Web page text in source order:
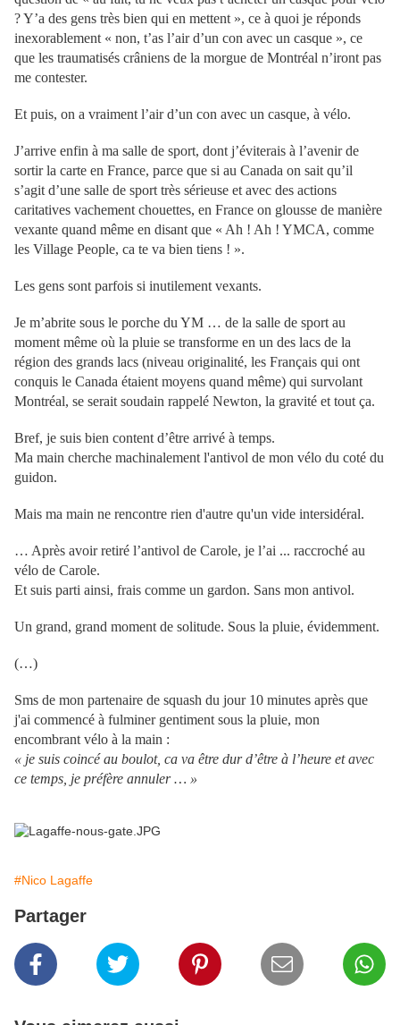
? Y’a des gens très bien qui en mettent », ce à quoi je réponds
inexorablement « non, t’as l’air d’un con avec un casque », ce
que les traumatisés crâniens de la morgue de Montréal n’iront pas
me contester.
Et puis, on a vraiment l’air d’un con avec un casque, à vélo.
J’arrive enfin à ma salle de sport, dont j’éviterais à l’avenir de
sortir la carte en France, parce que si au Canada on sait qu’il
s’agit d’une salle de sport très sérieuse et avec des actions
caritatives vachement chouettes, en France on glousse de manière
vexante quand même en disant que « Ah ! Ah ! YMCA, comme
les Village People, ca te va bien tiens ! ».
Les gens sont parfois si inutilement vexants.
Je m’abrite sous le porche du YM … de la salle de sport au
moment même où la pluie se transforme en un des lacs de la
région des grands lacs (niveau originalité, les Français qui ont
conquis le Canada étaient moyens quand même) qui survolant
Montréal, se serait soudain rappelé Newton, la gravité et tout ça.
Bref, je suis bien content d’être arrivé à temps.
Ma main cherche machinalement l'antivol de mon vélo du coté du
guidon.
Mais ma main ne rencontre rien d'autre qu'un vide intersidéral.
… Après avoir retiré l’antivol de Carole, je l’ai ... raccroché au
vélo de Carole.
Et suis parti ainsi, frais comme un gardon. Sans mon antivol.
Un grand, grand moment de solitude. Sous la pluie, évidemment.
(…)
Sms de mon partenaire de squash du jour 10 minutes après que
j'ai commencé à fulminer gentiment sous la pluie, mon
encombrant vélo à la main :
« je suis coincé au boulot, ca va être dur d’être à l’heure et avec
ce temps, je préfère annuler … »
#Nico Lagaffe
Partager